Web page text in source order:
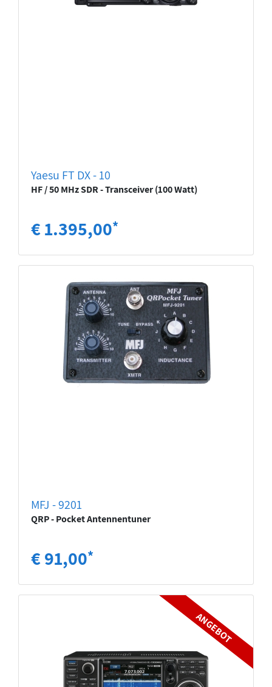
Yaesu FT DX - 10
HF / 50 MHz SDR - Transceiver (100 Watt)
€ 1.395,00*
MFJ - 9201
QRP - Pocket Antennentuner
€ 91,00*